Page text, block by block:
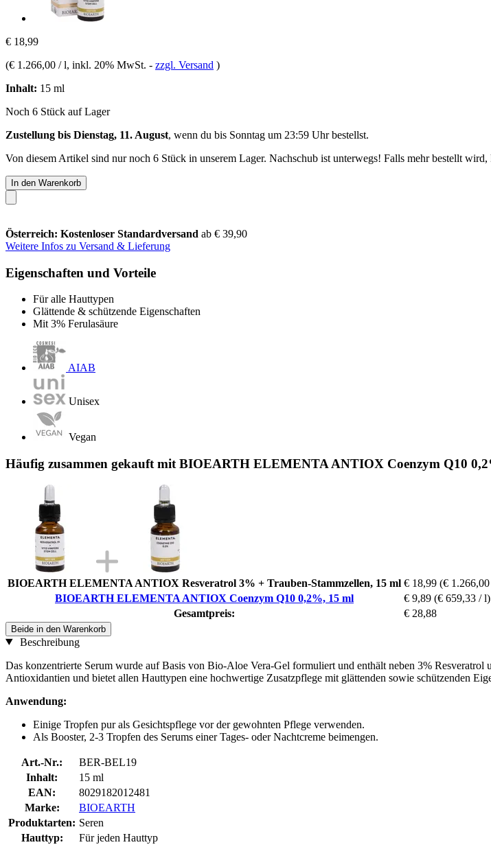
€ 18,99
(€ 1.266,00 / l, inkl. 20% MwSt. - zzgl. Versand )
Inhalt: 15 ml
Noch 6 Stück auf Lager
Zustellung bis Dienstag, 11. August, wenn du bis Sonntag um 23:59 Uhrbestellst.
Von diesem Artikel sind nur noch 6 Stück in unserem Lager. Nachschub ist unterwegs! Falls mehr bestellt wird,
In den Warenkorb
Österreich: Kostenloser Standardversand ab € 39,90
Weitere Infos zu Versand & Lieferung
Eigenschaften und Vorteile
Für alle Hauttypen
Glättende & schützende Eigenschaften
Mit 3% Ferulasäure
AIAB
Unisex
Vegan
Häufig zusammen gekauft mit BIOEARTH ELEMENTA ANTIOX Coenzym Q10
BIOEARTH ELEMENTA ANTIOX Resveratrol 3% + Trauben-Stammzellen, 15 ml € 18,99 (€
BIOEARTH ELEMENTA ANTIOX Coenzym Q10 0,2%, 15 ml
€ 9,89 (€ 659,33 / l)
Gesamtpreis:
€ 28,88
Beide in den Warenkorb
Beschreibung
Das konzentrierte Serum wurde auf Basis von Bio-Aloe Vera-Gel formuliert und enthält neben 3% Resveratrol
Antioxidantien und bietet allen Hauttypen eine hochwertige Zusatzpflege mit glättenden sowie schützenden
Anwendung:
Einige Tropfen pur als Gesichtspflege vor der gewohnten Pflege verwenden.
Als Booster, 2-3 Tropfen des Serums einer Tages- oder Nachtcreme beimengen.
Art.-Nr.:
BER-BEL19
Inhalt:
15 ml
EAN:
8029182012481
Marke:
BIOEARTH
Produktarten: Seren
Hauttyp:
Für jeden Hauttyp